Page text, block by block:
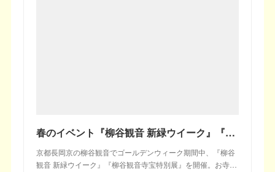
春のイベント『柳谷観音 新緑ウイーク』『柳谷観音寺宝特別展』同時開催 | 京都 眼の観音様 ～柳谷観音 立願山楊谷寺～
京都長岡京の柳谷観音でゴールデンウィーク期間中、『柳谷
観音 新緑ウイーク』『柳谷観音寺宝特別展』を開催。お寺…